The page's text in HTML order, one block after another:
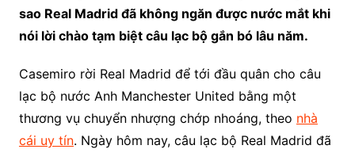
sao Real Madrid đã không ngăn được nước mắt khi
nói lời chào tạm biệt câu lạc bộ gắn bó lâu năm.
Casemiro rời Real Madrid để tới đầu quân cho câu
lạc bộ nước Anh Manchester United bằng một
thương vụ chuyển nhượng chớp nhoáng, theo nhà
cái uy tín. Ngày hôm nay, câu lạc bộ Real Madrid đã